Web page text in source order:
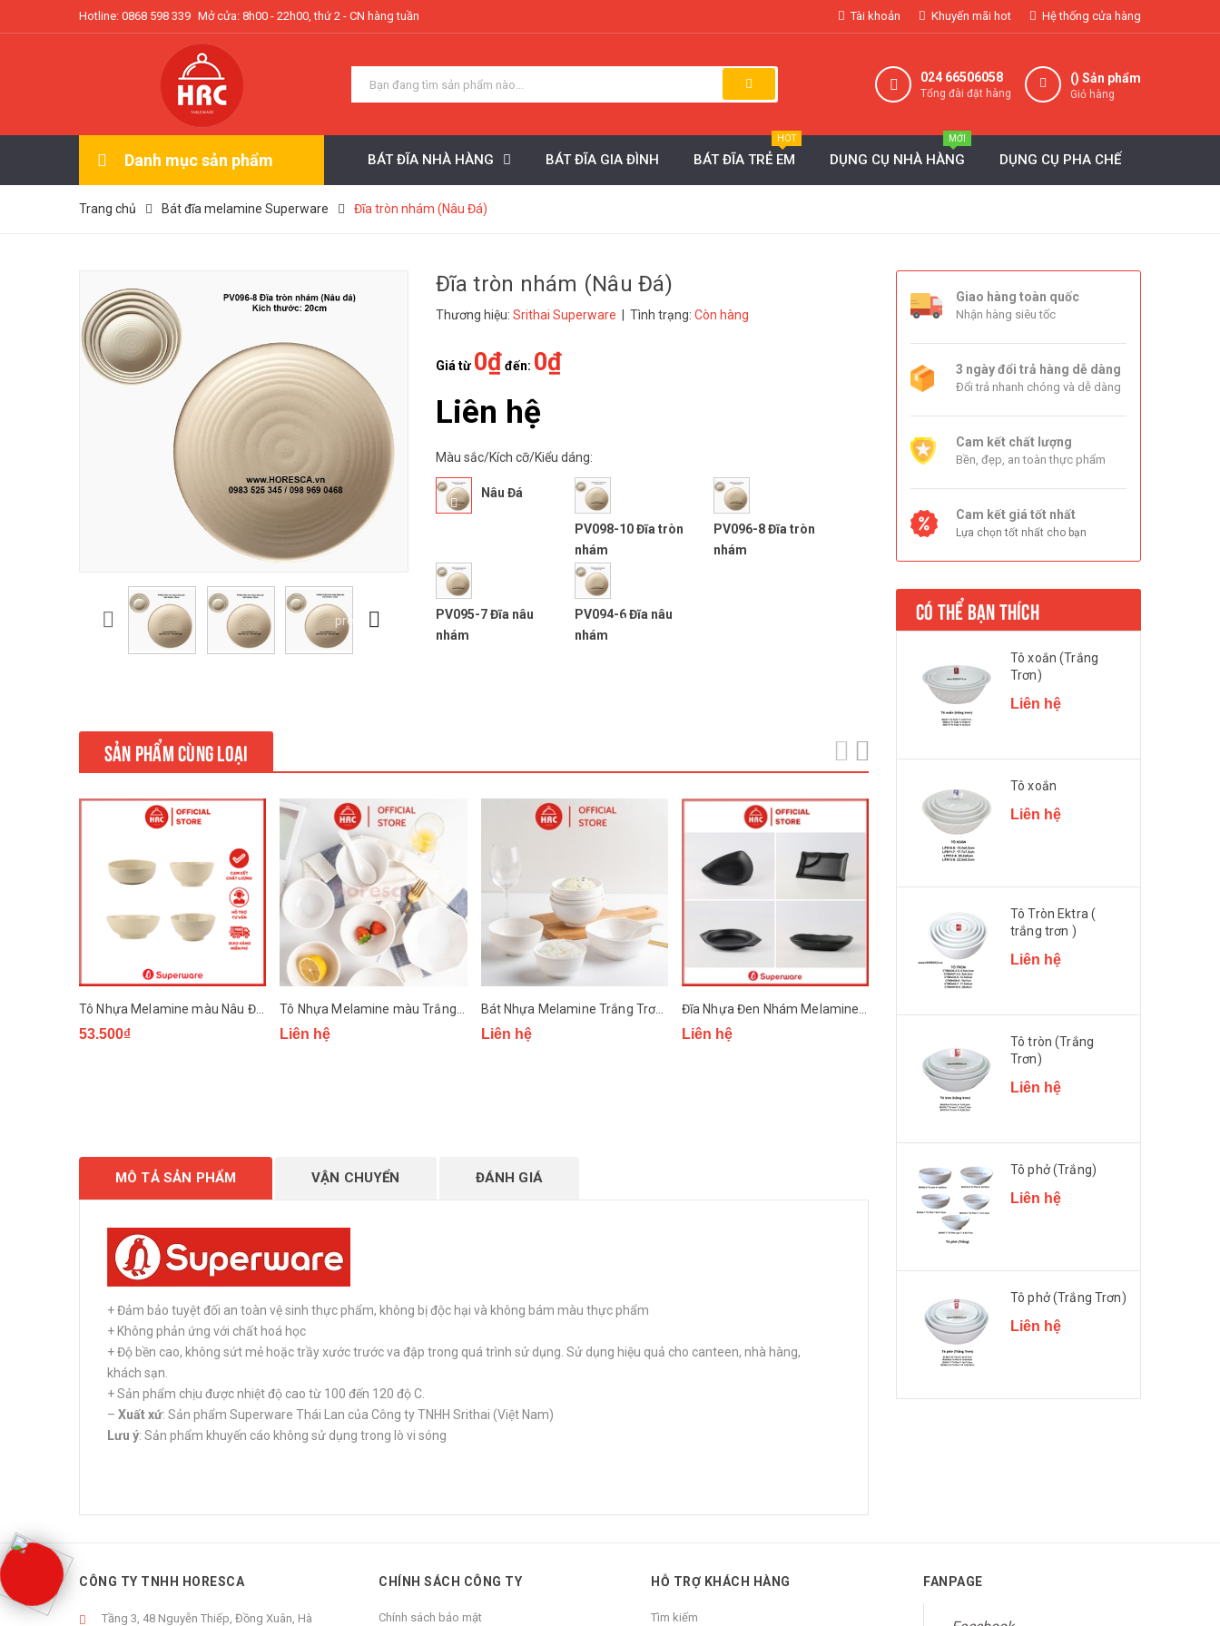
Hotline: 0868 598 339 Mở cửa: 8h00 - 22h00, thứ 2 - CN hàng tuần Tài khoản Khuyến mãi hot Hệ thống cửa hàng
024 66506058
Tổng đài đặt hàng
() Sản phẩm
Giỏ hàng
Danh mục sản phẩm BÁT ĐĨA NHÀ HÀNG BÁT ĐĨA GIA ĐÌNH BÁT ĐĨA TRẺ EM
HOT
DỤNG CỤ NHÀ HÀNG
MỚI
DỤNG CỤ PHA CHẾ
Trang chủ Bát đĩa melamine Superware Đĩa tròn nhám (Nâu Đá)
prev next
Đĩa tròn nhám (Nâu Đá)
Thương hiệu: Srithai Superware | Tình trạng: Còn hàng
Giá từ 0₫ đến: 0₫
Liên hệ
Màu sắc/Kích cỡ/Kiểu dáng:
Nâu Đá
PV098-10 Đĩa tròn
nhám
PV096-8 Đĩa tròn
nhám
PV095-7 Đĩa nâu
nhám
PV094-6 Đĩa nâu
nhám
SẢN PHẨM CÙNG LOẠI
Tô Nhựa Melamine màu Nâu Đá Superware
53.500₫ Liên hệ
Bát Nhựa Melamine Trắng Trơn Superware
Liên hệ Liên hệ
MÔ TẢ SẢN PHẨM VẬN CHUYỂN ĐÁNH GIÁ
+ Đảm bảo tuyệt đối an toàn vệ sinh thực phẩm, không bị độc hại và không bám màu thực phẩm
+ Không phản ứng với chất hoá học
+ Độ bền cao, không sứt mẻ hoặc trầy xước trước va đập trong quá trình sử dụng. Sử dụng hiệu quả cho canteen, nhà hàng,
khách sạn.
+ Sản phẩm chịu được nhiệt độ cao từ 100 đến 120 độ C.
– Xuất xứ: Sản phẩm Superware Thái Lan của Công ty TNHH Srithai (Việt Nam)
Lưu ý: Sản phẩm khuyến cáo không sử dụng trong lò vi sóng
Giao hàng toàn quốc
Nhận hàng siêu tốc
3 ngày đổi trả hàng dễ dàng
Đổi trả nhanh chóng và dễ dàng
Cam kết chất lượng
Bền, đẹp, an toàn thực phẩm
Cam kết giá tốt nhất
Lựa chọn tốt nhất cho bạn
CÓ THỂ BẠN THÍCH
Tô xoắn (Trắng
Trơn)
Liên hệ
Tô xoắn
Liên hệ
Tô Tròn Ektra (
trắng trơn )
Liên hệ
Tô tròn (Trắng
Trơn)
Liên hệ
Tô phở (Trắng)
Liên hệ
Tô phở (Trắng Trơn)
Liên hệ
CÔNG TY TNHH HORESCA
Tầng 3, 48 Nguyễn Thiếp, Đồng Xuân, Hà
CHÍNH SÁCH CÔNG TY
Chính sách bảo mật
HỖ TRỢ KHÁCH HÀNG
Tìm kiếm
FANPAGE